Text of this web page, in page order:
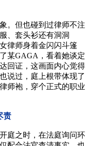
但也碰到过律师不注
、套头衫还有洞洞
律师身着金闪闪斗篷
某GAGA，看着她谈定
回证，这画面内心觉得
说过，庭上根带体现了
师袍，穿个正式的职业
责
之时，在法庭询问环